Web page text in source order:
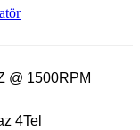
@ 1500RPM
4Tel